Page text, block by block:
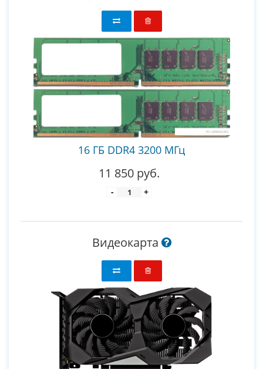
16 ГБ DDR4 3200 МГц
11 850 руб.
- +
Видеокарта